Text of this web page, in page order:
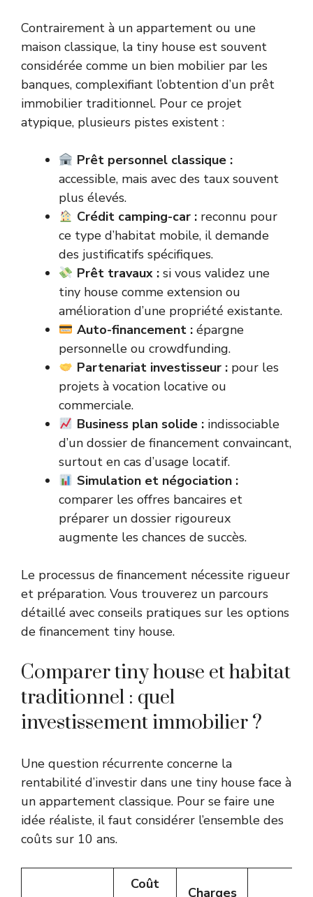
Contrairement à un appartement ou une
maison classique, la tiny house est souvent
considérée comme un bien mobilier par les
banques, complexifiant l’obtention d’un prêt
immobilier traditionnel. Pour ce projet
atypique, plusieurs pistes existent :
Prêt personnel classique :
accessible, mais avec des taux souvent
plus élevés.
Crédit camping-car :reconnu pour
ce type d’habitat mobile, il demande
des justificatifs spécifiques.
Prêt travaux :si vous validez une
tiny house comme extension ou
amélioration d’une propriété existante.
Auto-financement :épargne
personnelle ou crowdfunding.
Partenariat investisseur :pour les
projets à vocation locative ou
commerciale.
Business plan solide :indissociable
d’un dossier de financement convaincant,
surtout en cas d’usage locatif.
Simulation et négociation :
comparer les offres bancaires et
préparer un dossier rigoureux
augmente les chances de succès.
Le processus de financement nécessite rigueur
et préparation. Vous trouverez un parcours
détaillé avec conseils pratiques sur les options
de financement tiny house.
Comparer tiny house et habitat
traditionnel : quel
investissement immobilier ?
Une question récurrente concerne la
rentabilité d’investir dans une tiny house face à
un appartement classique. Pour se faire une
idée réaliste, il faut considérer l’ensemble des
coûts sur 10 ans.
Coût
Charges